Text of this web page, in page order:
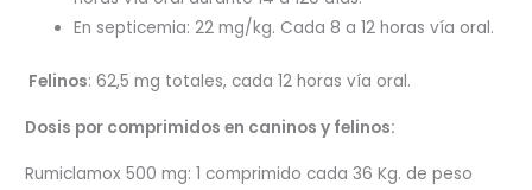
En septicemia: 22 mg/kg. Cada 8 a 12 horas vía oral.
Felinos: 62,5 mg totales, cada 12 horas vía oral.
Dosis por comprimidos en caninos y felinos:
Rumiclamox 500 mg: 1 comprimido cada 36 Kg. de peso